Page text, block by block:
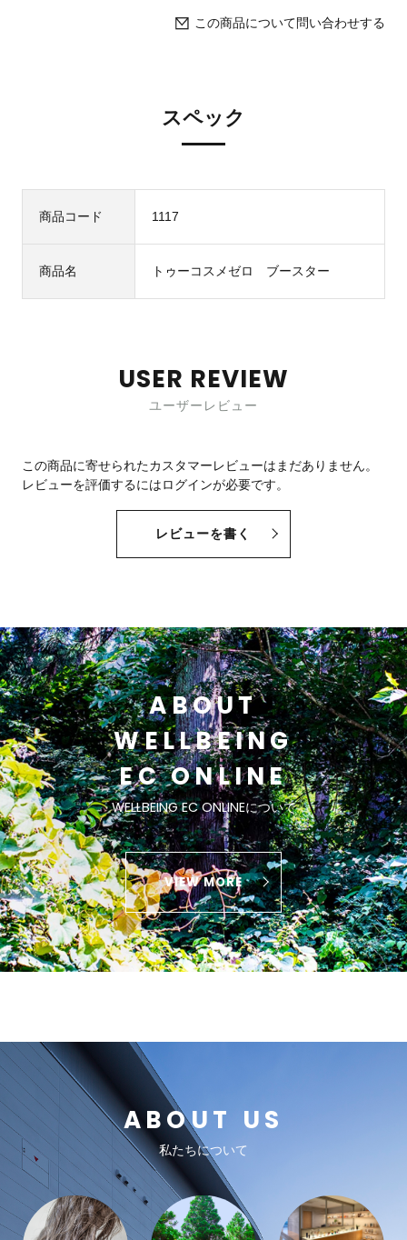
この商品について問い合わせする
スペック
商品コード 1117
商品名 トゥーコスメゼロ ブースター
USER REVIEW
ユーザーレビュー
この商品に寄せられたカスタマーレビューはまだありません。
レビューを評価するにはログインが必要です。
レビューを書く
ABOUT
WELLBEING
EC ONLINE
WELLBEING EC ONLINEについて
VIEW MORE
ABOUT US
私たちについて